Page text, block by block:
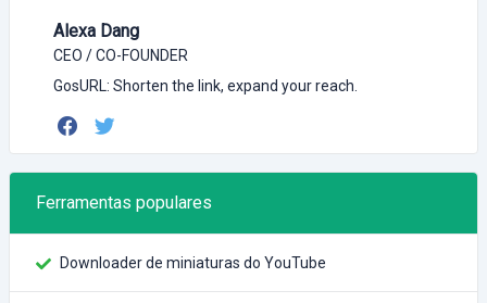
Alexa Dang
CEO / CO-FOUNDER
GosURL: Shorten the link, expand your reach.
Ferramentas populares
Downloader de miniaturas do YouTube